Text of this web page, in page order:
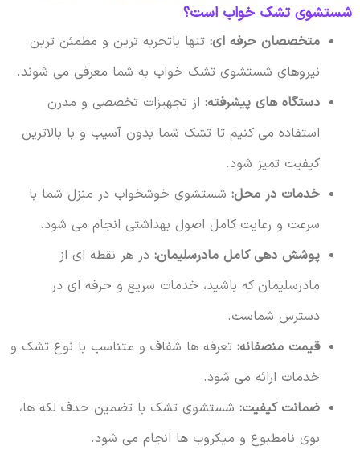
شستشوی تشک خواب است؟
متخصصان حرفه ای:تنها باتجربه ترین و مطمئن ترین
نیروهای شستشوی تشک خواب به شما معرفی می شوند.
دستگاه های پیشرفته:از تجهیزات تخصصی و مدرن
استفاده می کنیم تا تشک شما بدون آسیب و با بالاترین
کیفیت تمیز شود.
خدمات در محل:شستشوی خوشخواب در منزل شما با
سرعت و رعایت کامل اصول بهداشتی انجام می شود.
پوشش دهی کامل مادرسلیمان:در هر نقطه ای از
مادرسلیمان که باشید، خدمات سریع و حرفه ای در
دسترس شماست.
قیمت منصفانه:تعرفه ها شفاف و متناسب با نوع تشک و
خدمات ارائه می شود.
ضمانت کیفیت:شستشوی تشک با تضمین حذف لکه ها،
بوی نامطبوع و میکروب ها انجام می شود.